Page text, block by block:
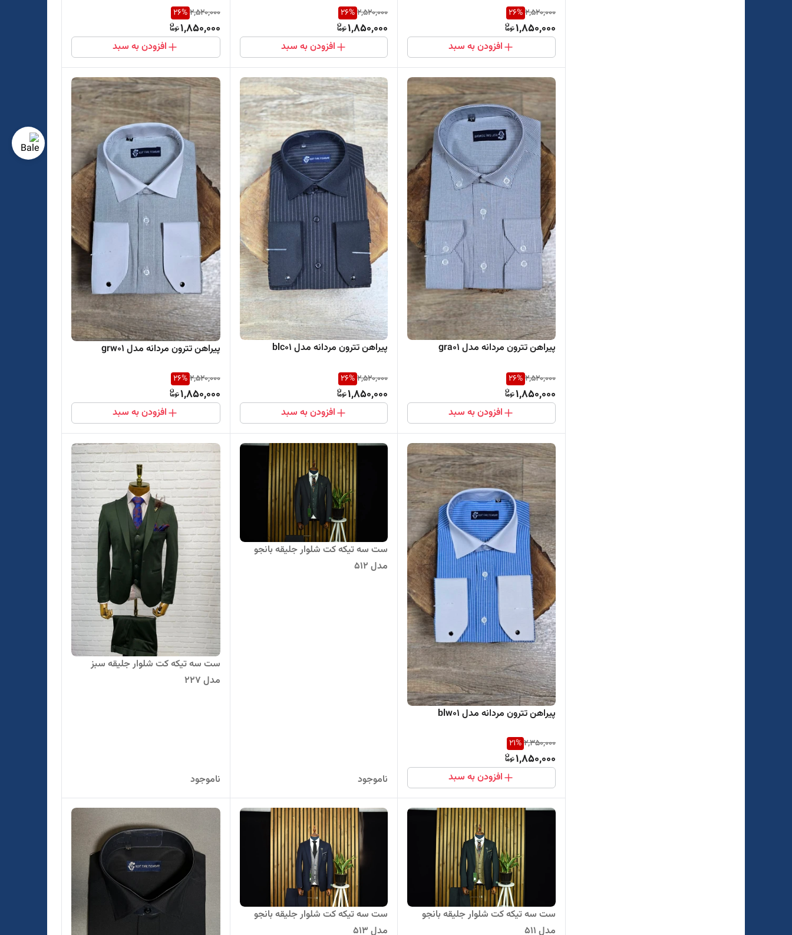
2,520,000
26%
1,850,000
افزودن به سبد
2,520,000
26%
1,850,000
افزودن به سبد
2,520,000
26%
1,850,000
افزودن به سبد
پیراهن تترون مردانه مدل gra01
2,520,000
26%
1,850,000
افزودن به سبد
پیراهن تترون مردانه مدل blc01
2,520,000
26%
1,850,000
افزودن به سبد
پیراهن تترون مردانه مدل grw01
2,520,000
26%
1,850,000
افزودن به سبد
پیراهن تترون مردانه مدل blw01
2,350,000
21%
1,850,000
افزودن به سبد
ست سه تیکه کت شلوار جلیقه بانجو
مدل 512
ناموجود
ست سه تیکه کت شلوار جلیقه سبز
مدل 227
ناموجود
ست سه تیکه کت شلوار جلیقه بانجو
مدل 511
ست سه تیکه کت شلوار جلیقه بانجو
مدل 513